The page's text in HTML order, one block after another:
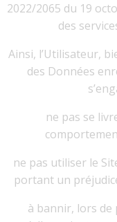
2022/2065 du 19
des
Ainsi, l’Utilisateur,
des Données
ne pas se
ne pas utiliser le
portant un
à bannir, lors de